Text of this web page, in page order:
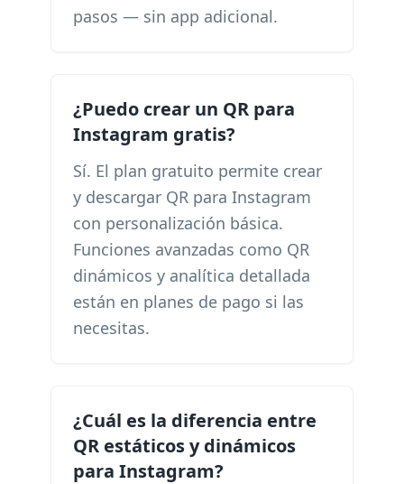
pasos — sin app adicional.
¿Puedo crear un QR para
Instagram gratis?
Sí. El plan gratuito permite crear
y descargar QR para Instagram
con personalización básica.
Funciones avanzadas como QR
dinámicos y analítica detallada
están en planes de pago si las
necesitas.
¿Cuál es la diferencia entre
QR estáticos y dinámicos
para Instagram?